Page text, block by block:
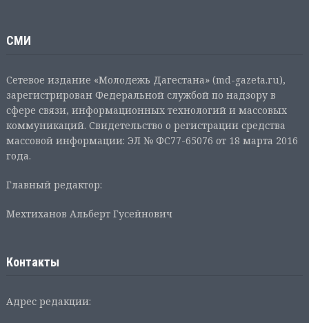
СМИ
Сетевое издание «Молодежь Дагестана» (md-gazeta.ru),
зарегистрирован Федеральной службой по надзору в
сфере связи, информационных технологий и массовых
коммуникаций. Свидетельство о регистрации средства
массовой информации: ЭЛ № ФС77-65076 от 18 марта 2016
года.
Главный редактор:
Мехтиханов Альберт Гусейнович
Контакты
Адрес редакции: